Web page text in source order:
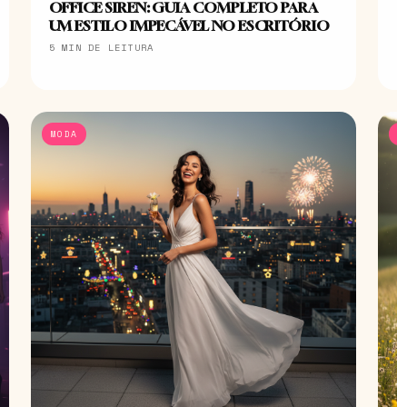
OFFICE SIREN: GUIA COMPLETO PARA
UM ESTILO IMPECÁVEL NO ESCRITÓRIO
5 MIN DE LEITURA
MODA